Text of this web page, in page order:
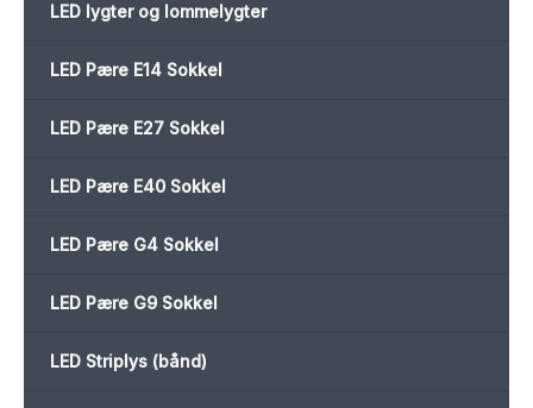
LED lygter og lommelygter
LED Pære E14 Sokkel
LED Pære E27 Sokkel
LED Pære E40 Sokkel
LED Pære G4 Sokkel
LED Pære G9 Sokkel
LED Striplys (bånd)